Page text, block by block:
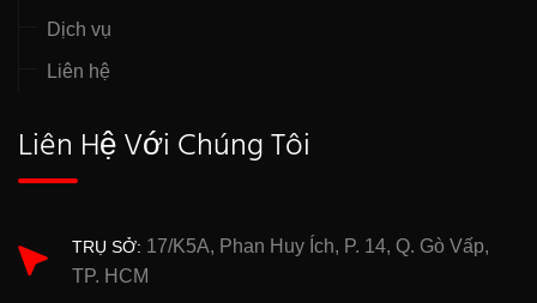
Dịch vụ
Liên hệ
Liên Hệ Với Chúng Tôi
TRỤ SỞ: 17/K5A, Phan Huy Ích, P. 14, Q. Gò Vấp,
TP. HCM